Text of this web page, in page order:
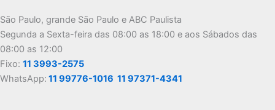
São Paulo, grande São Paulo e ABC Paulista
Segunda a Sexta-feira das 08:00 as 18:00 e aos Sábados das
08:00 as 12:00
Fixo: 11 3993-2575
WhatsApp: 11 99776-1016 11 97371-4341